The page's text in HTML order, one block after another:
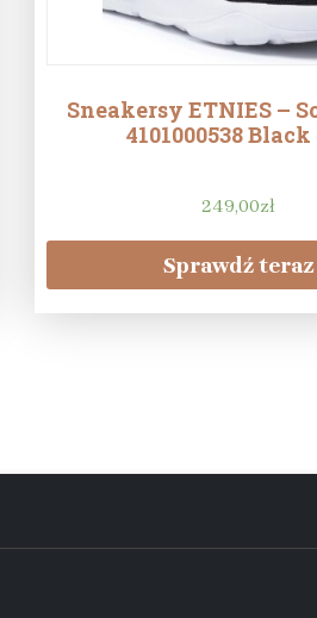
Sneakersy ETNIES –
4101000538 Black
249,00zł
Sprawdź teraz